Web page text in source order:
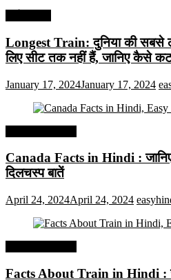
Longest Train: दुनिया की सबसे
लिए सीट तक ​​नहीं हैं, जानिए कैसे
January 17, 2024January 17, 2024
Canada Facts in Hindi :
दिलचस्प बातें
April 24, 2024April 24, 2024
Facts About Train in Hindi :